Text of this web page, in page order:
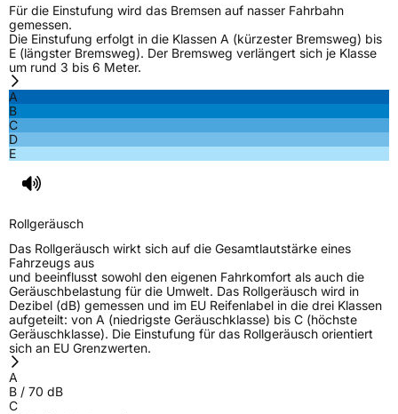
3PMSF / Schneeflockensymbol / Alpine-SymbolNein
EisgripNein
EPREL ID
Allgemeine Produktsicherheit (GPSR)
Für die Einstufung wird das Bremsen auf nasser Fahrbahn
gemessen.
Die Einstufung erfolgt in die Klassen A (kürzester Bremsweg) bis
E (längster Bremsweg). Der Bremsweg verlängert sich je Klasse
um rund 3 bis 6 Meter.
A
B
C
D
E
Rollgeräusch
Das Rollgeräusch wirkt sich auf die Gesamtlautstärke eines
Fahrzeugs aus
und beeinflusst sowohl den eigenen Fahrkomfort als auch die
Geräuschbelastung für die Umwelt. Das Rollgeräusch wird in
Dezibel (dB) gemessen und im EU Reifenlabel in die drei Klassen
aufgeteilt: von A (niedrigste Geräuschklasse) bis C (höchste
Geräuschklasse). Die Einstufung für das Rollgeräusch orientiert
sich an EU Grenzwerten.
A
B / 70 dB
C